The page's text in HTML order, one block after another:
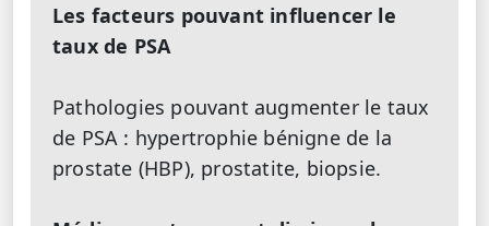
Les facteurs pouvant influencer le
taux de PSA
Pathologies pouvant augmenter le taux
de PSA : hypertrophie bénigne de la
prostate (HBP), prostatite, biopsie.